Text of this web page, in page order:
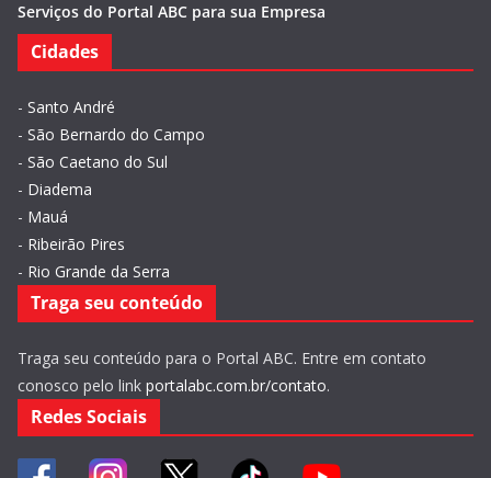
Serviços do Portal ABC para sua Empresa
Cidades
- Santo André
- São Bernardo do Campo
- São Caetano do Sul
- Diadema
- Mauá
- Ribeirão Pires
- Rio Grande da Serra
Traga seu conteúdo
Traga seu conteúdo para o Portal ABC. Entre em contato
conosco pelo link portalabc.com.br/contato.
Redes Sociais